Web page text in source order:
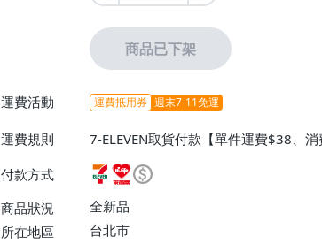
商品已下架
運費活動 運費抵用券 週末7-11免運
運費規則
7-ELEVEN取貨付款【單件運費$38、
付款【單件運費$60、消費滿$990免運
付款方式
商品狀況
全新品
所在地區
台北市